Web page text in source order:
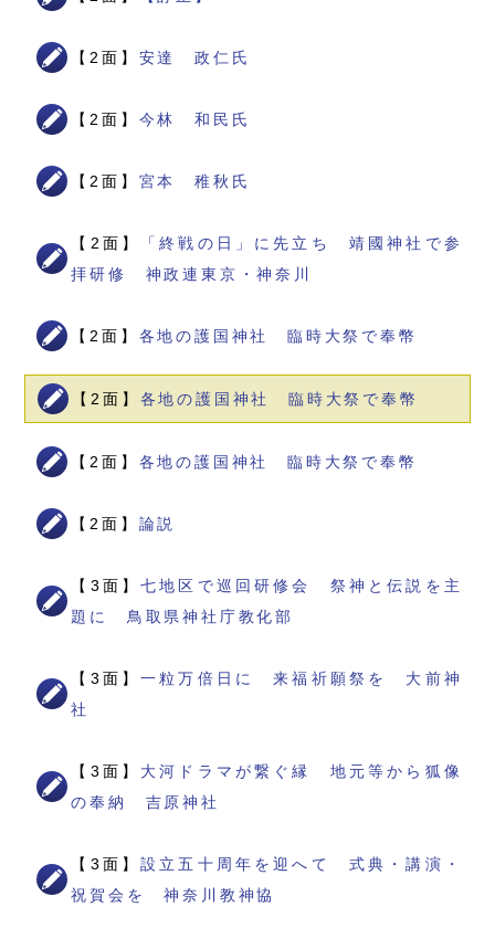
【2面】 安達 政仁氏
【2面】 今林 和民氏
【2面】 宮本 稚秋氏
【2面】
「終戦の日」に先立ち 靖國神社で参
拝研修 神政連東京・神奈川
【2面】 各地の護国神社 臨時大祭で奉幣
【2面】 各地の護国神社 臨時大祭で奉幣
【2面】 各地の護国神社 臨時大祭で奉幣
【2面】 論説
【3面】七地区で巡回研修会 祭神と伝説を主
題に 鳥取県神社庁教化部
【3面】一粒万倍日に 来福祈願祭を 大前神
社
【3面】 大河ドラマが繋ぐ縁 地元等から狐像
の奉納 吉原神社
【3面】設立五十周年を迎へて 式典・講演・
祝賀会を 神奈川教神協